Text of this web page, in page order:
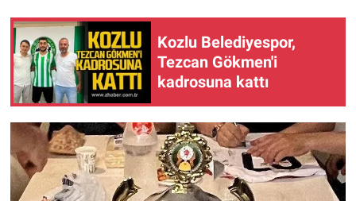
Kozlu Belediyespor,
Tezcan Gökmen'i
kadrosuna kattı